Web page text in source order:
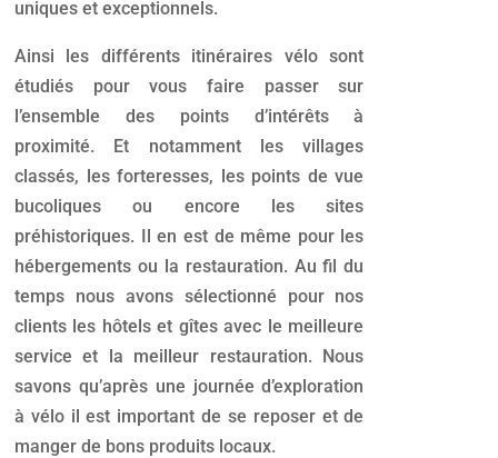
uniques et exceptionnels.
Ainsi les différents itinéraires vélo sont
étudiés pour vous faire passer sur
l’ensemble des points d’intérêts à
proximité. Et notamment les villages
classés, les forteresses, les points de vue
bucoliques ou encore les sites
préhistoriques. Il en est de même pour les
hébergements ou la restauration. Au fil du
temps nous avons sélectionné pour nos
clients les hôtels et gîtes avec le meilleure
service et la meilleur restauration. Nous
savons qu’après une journée d’exploration
à vélo il est important de se reposer et de
manger de bons produits locaux.